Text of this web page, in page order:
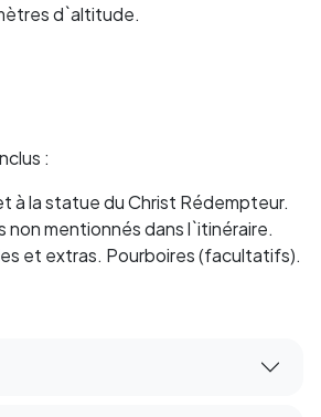
d`altitude.
:
à la statue du Christ Rédempteur.
mentionnés dans l`itinéraire.
et extras. Pourboires (facultatifs).